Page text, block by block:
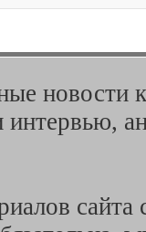
новости